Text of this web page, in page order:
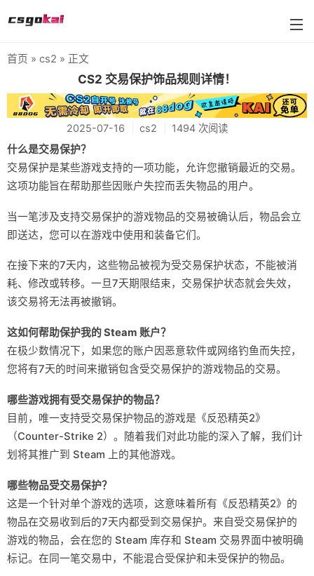
farmskins
88dog
flamecases
首页 » cs2 » 正文
CS2 交易保护饰品规则详情！
2025-07-16 cs2 1494 次阅读
什么是交易保护？
交易保护是某些游戏支持的一项功能，允许您撤销最近的交易。
这项功能旨在帮助那些因账户失控而丢失物品的用户。
当一笔涉及支持交易保护的游戏物品的交易被确认后，物品会立
即送达，您可以在游戏中使用和装备它们。
在接下来的7天内，这些物品被视为受交易保护状态，不能被消
耗、修改或转移。一旦7天期限结束，交易保护状态就会失效，
该交易将无法再被撤销。
这如何帮助保护我的 Steam 账户？
在极少数情况下，如果您的账户因恶意软件或网络钓鱼而失控，
您将有7天的时间来撤销包含受交易保护的游戏物品的交易。
哪些游戏拥有受交易保护的物品？
目前，唯一支持受交易保护物品的游戏是《反恐精英2》
（Counter-Strike 2）。随着我们对此功能的深入了解，我们计
划将其推广到 Steam 上的其他游戏。
哪些物品受交易保护？
这是一个针对单个游戏的选项，这意味着所有《反恐精英2》的
物品在交易收到后的7天内都受到交易保护。来自受交易保护的
游戏的物品，会在您的 Steam 库存和 Steam 交易界面中被明确
标记。在同一笔交易中，不能混合受保护和未受保护的物品。